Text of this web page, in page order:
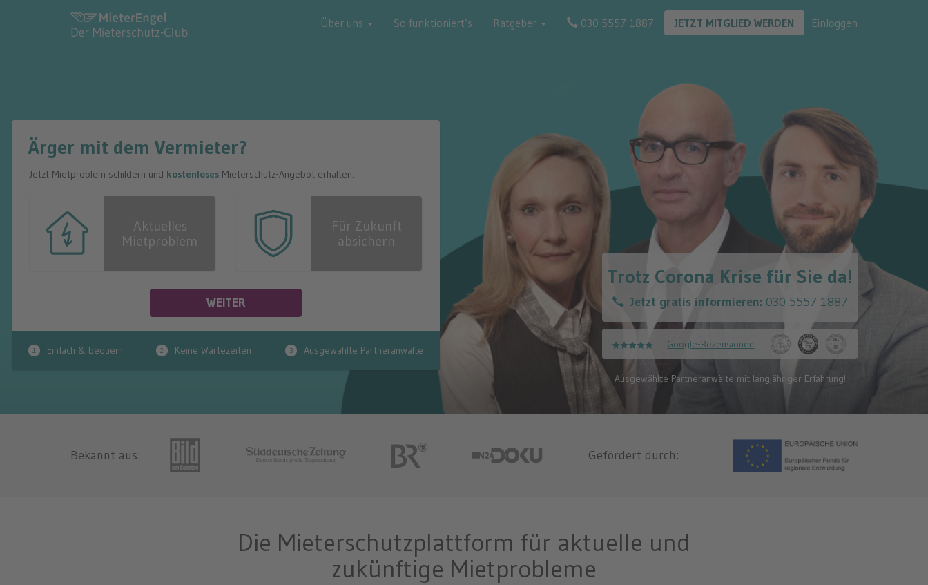
Über uns So funktioniert’s Ratgeber 030 5557 1887 JETZT MITGLIED WERDEN Einloggen
Ärger mit dem Vermieter?
Jetzt Mietproblem schildern und kostenloses Mieterschutz-Angebot erhalten.
Aktuelles
Mietproblem
Für Zukunft
absichern
WEITER
Einfach & bequem Keine Wartezeiten Ausgewählte Partneranwälte
Trotz Corona Krise für Sie da!
Jetzt gratis informieren: 030 5557 1887
Google-Rezensionen
Ausgewählte Partneranwälte mit langjähriger Erfahrung!
Bekannt aus: Gefördert durch:
Die Mieterschutzplattform für aktuelle und
zukünftige Mietprobleme